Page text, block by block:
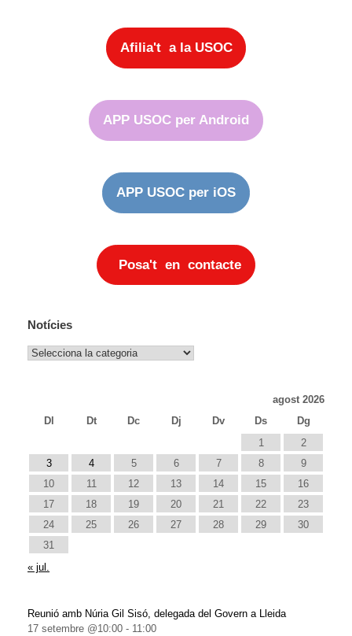
Afilia't a la USOC
APP USOC per Android
APP USOC per iOS
Posa't en contacte
Notícies
Notícies
agost 2026
Dl
Dt Dc Dj Dv Ds
Dg
1
2
3
4 5 6 7 8
9
10
11 12 13 14 15
16
17
18 19 20 21 22
23
24
25 26 27 28 29
30
31
« jul.
Reunió amb Núria Gil Sisó, delegada del Govern a Lleida
17 setembre @10:00 - 11:00